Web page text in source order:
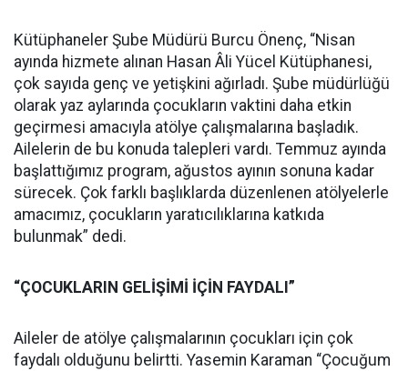
Kütüphaneler Şube Müdürü Burcu Önenç, “Nisan
ayında hizmete alınan Hasan Âli Yücel Kütüphanesi,
çok sayıda genç ve yetişkini ağırladı. Şube müdürlüğü
olarak yaz aylarında çocukların vaktini daha etkin
geçirmesi amacıyla atölye çalışmalarına başladık.
Ailelerin de bu konuda talepleri vardı. Temmuz ayında
başlattığımız program, ağustos ayının sonuna kadar
sürecek. Çok farklı başlıklarda düzenlenen atölyelerle
amacımız, çocukların yaratıcılıklarına katkıda
bulunmak” dedi.
“ÇOCUKLARIN GELİŞİMİ İÇİN FAYDALI”
Aileler de atölye çalışmalarının çocukları için çok
faydalı olduğunu belirtti. Yasemin Karaman “Çocuğum